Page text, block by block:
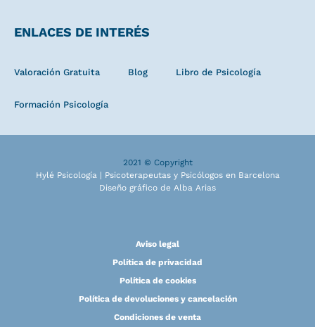
ENLACES DE INTERÉS
Valoración Gratuita Blog Libro de Psicología
Formación Psicología
2021 © Copyright
Hylé Psicología | Psicoterapeutas y Psicólogos en Barcelona
Diseño gráfico de Alba Arias
Aviso legal
Política de privacidad
Política de cookies
Política de devoluciones y cancelación
Condiciones de venta